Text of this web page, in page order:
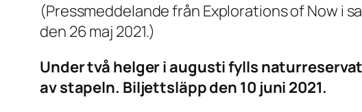
(Pressmeddelande från Explorations of Now i
den 26 maj 2021.)
Under två helger i augusti fylls
av stapeln. Biljettsläpp den 10 juni 2021.